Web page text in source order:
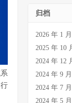
归档
2026 年 1 月
2025 年 10
2024 年 12
2024 年 9 月
2024 年 7 月
2024 年 5 月